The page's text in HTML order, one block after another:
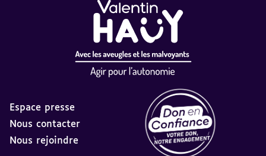
Espace presse
Nous contacter
Nous rejoindre